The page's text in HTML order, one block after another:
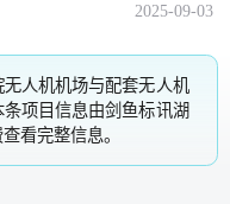
2025-09-03
无人机机场与配套无人机
项目信息由剑鱼标讯湖
看完整信息。